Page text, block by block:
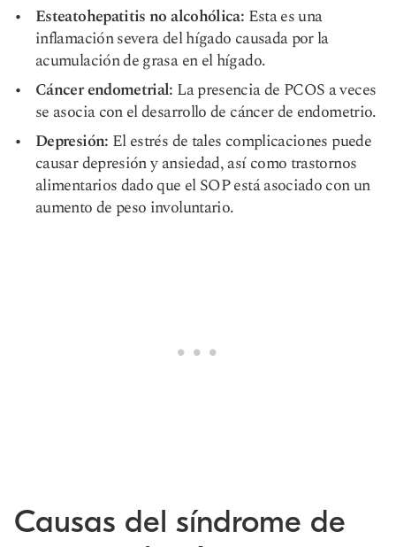
Esteatohepatitis no alcohólica: Esta es una
inflamación severa del hígado causada por la
acumulación de grasa en el hígado.
Cáncer endometrial: La presencia de PCOS a veces
se asocia con el desarrollo de cáncer de endometrio.
Depresión: El estrés de tales complicaciones puede
causar depresión y ansiedad, así como trastornos
alimentarios dado que el SOP está asociado con un
aumento de peso involuntario.
Causas del síndrome de